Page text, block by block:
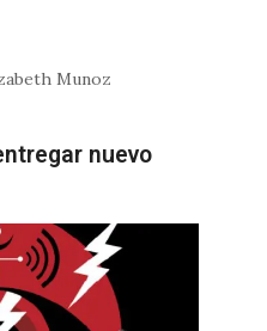
Munoz
nuevo